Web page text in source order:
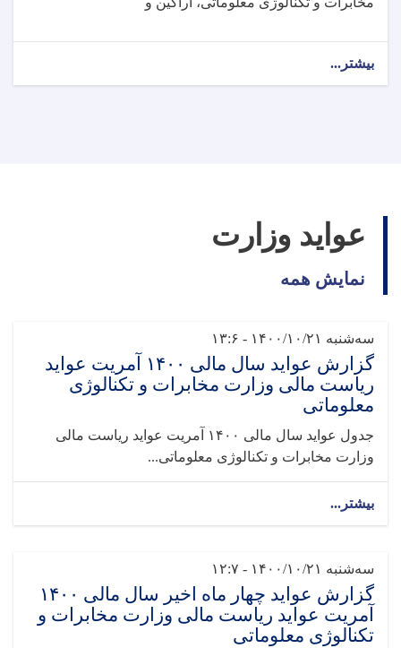
بیشتر...
عواید وزارت
نمایش همه
سه‌شنبه ۱۴۰۰/۱۰/۲۱ - ۱۳:۶
گزارش عواید سال مالی ۱۴۰۰ آمریت عواید
ریاست مالی وزارت مخابرات و تکنالوژی
معلوماتی
جدول عواید سال مالی ۱۴۰۰ آمریت عواید ریاست مالی
وزارت مخابرات و تکنالوژی معلوماتی...
بیشتر...
سه‌شنبه ۱۴۰۰/۱۰/۲۱ - ۱۲:۷
گزارش عواید چهار ماه اخیر سال مالی ۱۴۰۰
آمریت عواید ریاست مالی وزارت مخابرات و
تکنالوژی معلوماتی